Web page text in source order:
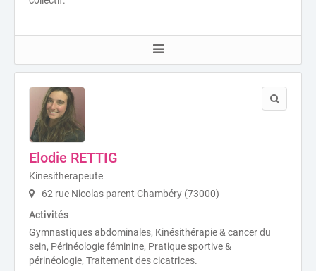
Elodie RETTIG
Kinesitherapeute
62 rue Nicolas parent Chambéry (73000)
Activités
Gymnastiques abdominales, Kinésithérapie & cancer du
sein, Périnéologie féminine, Pratique sportive &
périnéologie, Traitement des cicatrices.